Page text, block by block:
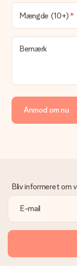
Hvilke
I øjeblikket er det
leveringsindstilling.
en pakke eller som
hvilken måde din
Vi tilbyder følgende
kreditkort, faktura
manuel betaling
venligst vores
passende løsning.
Er fakturaen sendt
Ingen faktura
fakturaen i
MySurprise-konto.
direkte til
overraskelse!
Mængde (10+)
Bemærk
Anmod om nu
Bliv informeret om